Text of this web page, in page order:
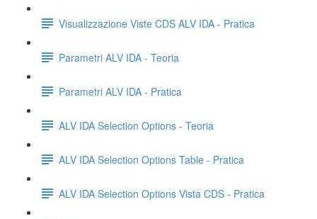
Visualizzazione Viste CDS ALV IDA - Pratica
Parametri ALV IDA - Teoria
Parametri ALV IDA - Pratica
ALV IDA Selection Options - Teoria
ALV IDA Selection Options Table - Pratica
ALV IDA Selection Options Vista CDS - Pratica